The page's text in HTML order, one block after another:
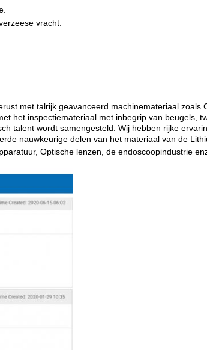
vracht
met talrijk geavanceerd machinemateriaal zoals
het inspectiemateriaal met inbegrip van beugels,
talent wordt samengesteld. Wij hebben rijke
nauwkeurige delen van het materiaal van de
Optische lenzen, de endoscoopindustrie